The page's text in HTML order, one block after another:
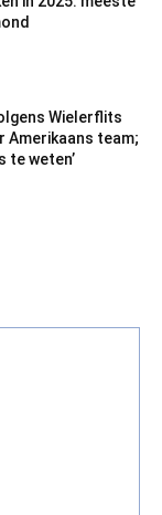
Wielerflits
Amerikaans team;
te weten’